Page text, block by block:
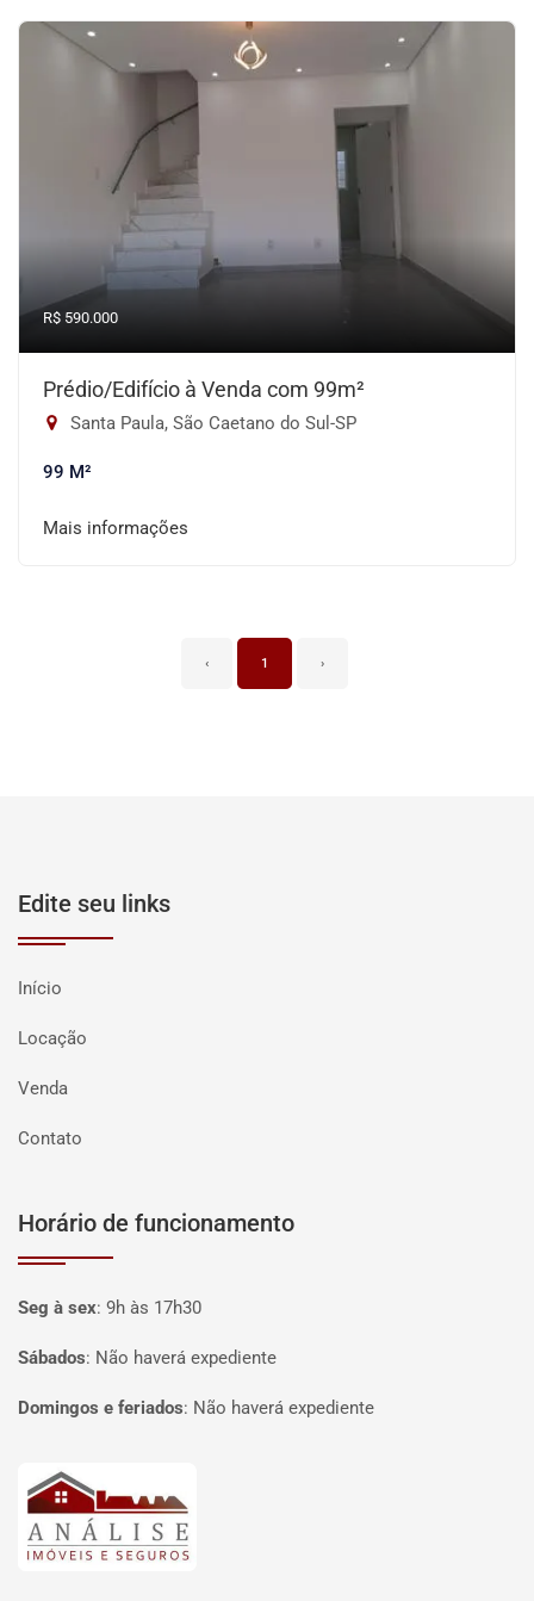
R$ 590.000
Prédio/Edifício à Venda com 99m²
Santa Paula, São Caetano do Sul-SP
99 M²
Mais informações
‹ 1 ›
Edite seu links
Início
Locação
Venda
Contato
Horário de funcionamento
Seg à sex: 9h às 17h30
Sábados: Não haverá expediente
Domingos e feriados: Não haverá expediente
Página inicial